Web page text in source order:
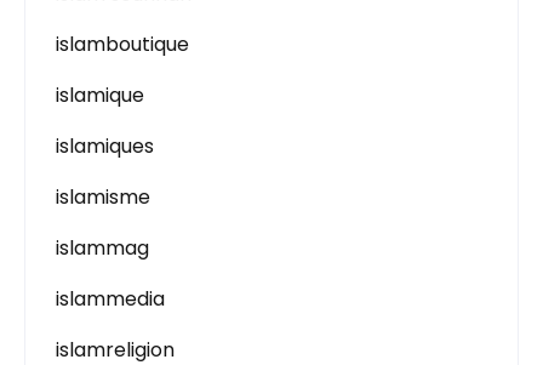
islamboutique
islamique
islamiques
islamisme
islammag
islammedia
islamreligion